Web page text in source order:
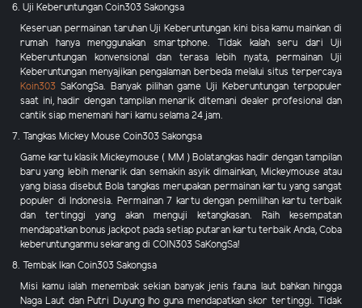
6. Uji Keberuntungan Coin303 Sakongsa
Keseruan permainan taruhan Uji Keberuntungan kini bisa kamu mainkan di
rumah hanya menggunakan smartphone. Tidak kalah seru dari Uji
Keberuntungan konvensional dan terasa lebih nyata, permainan Uji
Keberuntungan menyajikan pengalaman berbeda melalui situs terpercaya
Koin303 SaKongSa. Banyak pilihan game Uji Keberuntungan terpopuler
saat ini, hadir dengan tampilan menarik ditemani dealer profesional dan
cantik siap menemani hari kamu selama 24 jam.
7. Tangkas Mickey Mouse Coin303 Sakongsa
Game kartu klasik Mickeymouse ( MM ) Bolatangkas hadir dengan tampilan
baru yang lebih menarik dan semakin asyik dimainkan, Mickeymouse atau
yang biasa disebut Bola tangkas merupakan permainan kartu yang sangat
populer di Indonesia. Permainan 7 kartu dengan pemilihan kartu terbaik
dan tertinggi yang akan menguji ketangkasan. Raih kesempatan
mendapatkan bonus jackpot pada setiap putaran kartu terbaik Anda, Coba
keberuntunganmu sekarang di COIN303 SaKongSa!
8. Tembak Ikan Coin303 Sakongsa
Misi kamu ialah menembak sekian banyak jenis fauna laut bahkan hingga
Naga Laut dan Putri Duyung lho guna mendapatkan skor tertinggi. Tidak